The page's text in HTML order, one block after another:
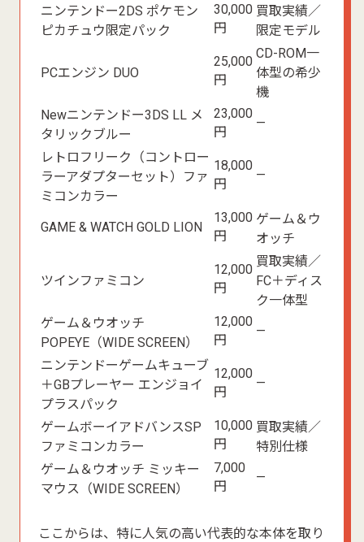
ニンテンドー2DS ポケモン
ピカチュウ限定パック
30,000
円
買取実績／
限定モデル
PCエンジン DUO
25,000
円
CD-ROM一
体型の希少
機
Newニンテンドー3DS LL メ
タリックブルー
23,000
円
—
レトロフリーク（コントロー
ラーアダプターセット）ファ
ミコンカラー
18,000
円
—
GAME & WATCH GOLD LION
13,000
円
ゲーム＆ウ
オッチ
ツインファミコン
12,000
円
買取実績／
FC＋ディス
ク一体型
ゲーム＆ウオッチ
POPEYE（WIDE SCREEN）
12,000
円
—
ニンテンドーゲームキューブ
＋GBプレーヤー エンジョイ
プラスパック
12,000
円
—
ゲームボーイアドバンスSP
ファミコンカラー
10,000
円
買取実績／
特別仕様
ゲーム＆ウオッチ ミッキー
マウス（WIDE SCREEN）
7,000
円
—
ここからは、特に人気の高い代表的な本体を取り